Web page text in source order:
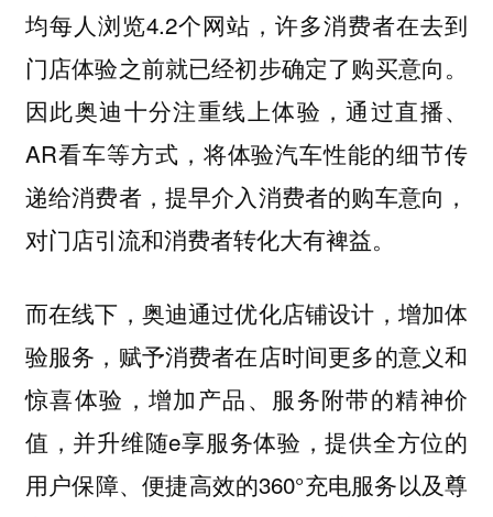
均每人浏览4.2个网站，许多消费者在去到
门店体验之前就已经初步确定了购买意向。
因此奥迪十分注重线上体验，通过直播、
AR看车等方式，将体验汽车性能的细节传
递给消费者，提早介入消费者的购车意向，
对门店引流和消费者转化大有裨益。
而在线下，奥迪通过优化店铺设计，增加体
验服务，赋予消费者在店时间更多的意义和
惊喜体验，增加产品、服务附带的精神价
值，并升维随e享服务体验，提供全方位的
用户保障、便捷高效的360°充电服务以及尊